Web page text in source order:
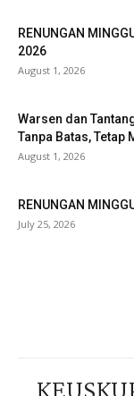
RENUNGAN
2026
August 1, 2026
Warsen dan
Tanpa Batas, Tetap
August 1, 2026
RENUNGAN
July 25, 2026